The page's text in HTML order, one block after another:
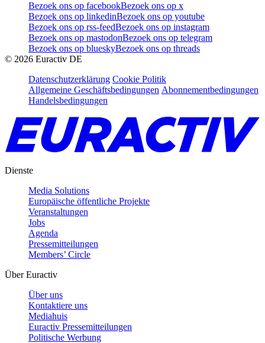
Bezoek ons op facebookBezoek ons op x
Bezoek ons op linkedinBezoek ons op youtube
Bezoek ons op rss-feedBezoek ons op instagram
Bezoek ons op mastodonBezoek ons op telegram
Bezoek ons op blueskyBezoek ons op threads
© 2026 Euractiv DE
Datenschutzerklärung Cookie Politik
Allgemeine Geschäftsbedingungen Abonnementbedingungen
Handelsbedingungen
Dienste
Media Solutions
Europäische öffentliche Projekte
Veranstaltungen
Jobs
Agenda
Pressemitteilungen
Members’ Circle
Über Euractiv
Über uns
Kontaktiere uns
Mediahuis
Euractiv Pressemitteilungen
Politische Werbung